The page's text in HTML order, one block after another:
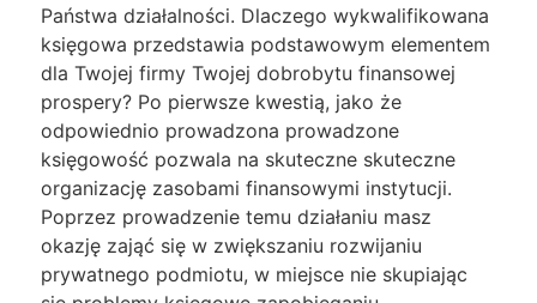
Państwa działalności. Dlaczego wykwalifikowana
księgowa przedstawia podstawowym elementem
dla Twojej firmy Twojej dobrobytu finansowej
prospery? Po pierwsze kwestią, jako że
odpowiednio prowadzona prowadzone
księgowość pozwala na skuteczne skuteczne
organizację zasobami finansowymi instytucji.
Poprzez prowadzenie temu działaniu masz
okazję zająć się w zwiększaniu rozwijaniu
prywatnego podmiotu, w miejsce nie skupiając